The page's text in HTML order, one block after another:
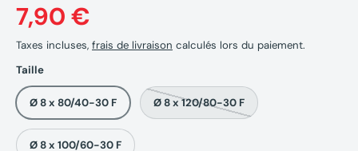
7,90 €
Taxes incluses, frais de livraison calculés lors du paiement.
Taille
Ø 8 x 80/40-30 F Ø 8 x 120/80-30 F
Ø 8 x 100/60-30 F